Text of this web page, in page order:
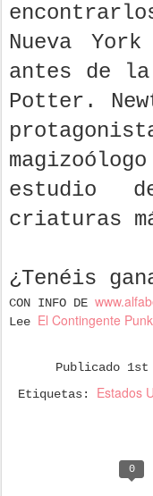
Nueva
antes de
Potter.
estudio
criaturas
¿Tenéis
CON INFO DE
Lee El Contingente
Publicado 1st
Etiquetas: Estados
0